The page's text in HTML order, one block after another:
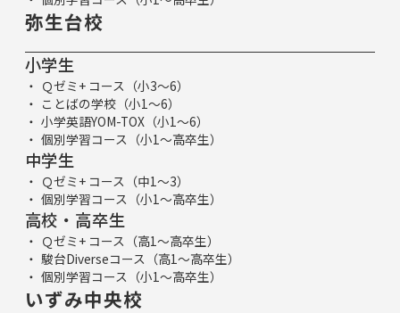
弥生台校
小学生
Ｑゼミ+ コース（小3～6）
ことばの学校（小1～6）
小学英語YOM-TOX（小1～6）
個別学習コース（小1～高卒生）
中学生
Ｑゼミ+ コース（中1～3）
個別学習コース（小1～高卒生）
高校・高卒生
Ｑゼミ+ コース（高1～高卒生）
駿台Diverseコース（高1～高卒生）
個別学習コース（小1～高卒生）
いずみ中央校